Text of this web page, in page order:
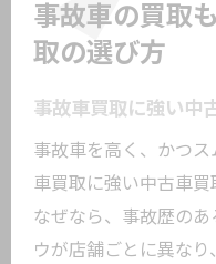
事故車の買取
取の選び方
事故車買取に強い中
事故車を高く、かつ
車買取に強い中古車買
なぜなら、事故歴の
ウが店舗ごとに異な